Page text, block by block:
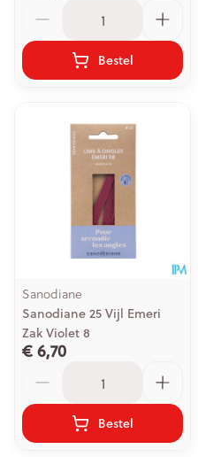
Bestel
Sanodiane
Sanodiane 25 Vijl Emeri
Zak Violet 8
€ 6,70
Bestel